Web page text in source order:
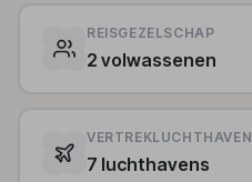
REISGEZELSCHAP
2 volwassenen
VERTREKLUCHTHAVEN
7 luchthavens